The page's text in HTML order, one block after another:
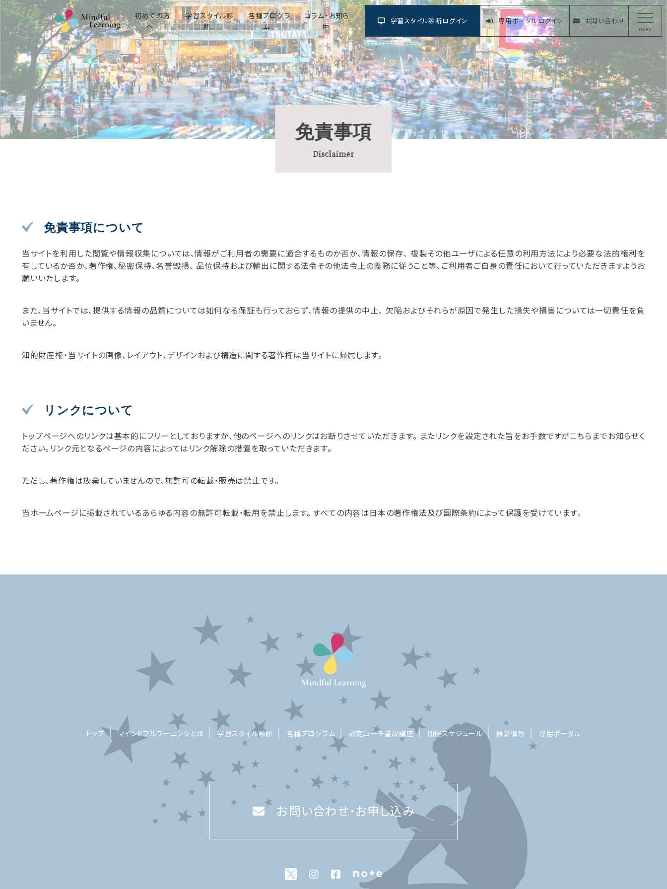
初めての方
へ
学習スタイル診
断
各種プログラ
ム
コラム・お知ら
せ
学習スタイル診断ログイン 専用ポータルログイン お問い合わせ
MENU
免責事項
Disclaimer
免責事項について
当サイトを利用した閲覧や情報収集については、情報がご利用者の需要に適合するものか否か、情報の保存、 複製その他ユーザによる任意の利用方法により必要な法的権利を
有しているか否か、著作権、秘密保持、名誉毀損、 品位保持および輸出に関する法令その他法令上の義務に従うこと等、ご利用者ご自身の責任において行っていただきますようお
願いいたします。
また、当サイトでは、提供する情報の品質については如何なる保証も行っておらず、情報の提供の中止、 欠陥およびそれらが原因で発生した損失や損害については一切責任を負
いません。
知的財産権・当サイトの画像、レイアウト、デザインおよび構造に関する著作権は当サイトに帰属します。
リンクについて
トップページへのリンクは基本的にフリーとしておりますが、他のページへのリンクはお断りさせていただきます。 またリンクを設定された旨をお手数ですがこちらまでお知らせく
ださい。リンク元となるページの内容によってはリンク解除の措置を取っていただきます。
ただし、著作権は放棄していませんので、無許可の転載・販売は禁止です。
当ホームページに掲載されているあらゆる内容の無許可転載・転用を禁止します。 すべての内容は日本の著作権法及び国際条約によって保護を受けています。
トップ マインドフルラーニングとは 学習スタイル診断 各種プログラム 認定コーチ養成講座 開催スケジュール 最新情報 専用ポータル
お問い合わせ・お申し込み